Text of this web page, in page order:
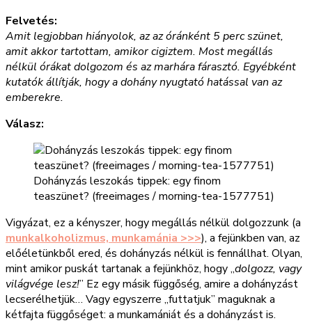
Felvetés:
Amit legjobban hiányolok, az az óránként 5 perc szünet,
amit akkor tartottam, amikor cigiztem. Most megállás
nélkül órákat dolgozom és az marhára fárasztó. Egyébként
kutatók állítják, hogy a dohány nyugtató hatással van az
emberekre.
Válasz:
Dohányzás leszokás tippek: egy finom
teaszünet? (freeimages / morning-tea-1577751)
Vigyázat, ez a kényszer, hogy megállás nélkül dolgozzunk (a
munkalkoholizmus, munkamánia >>>), a fejünkben van, az
előéletünkből ered, és dohányzás nélkül is fennállhat. Olyan,
mint amikor puskát tartanak a fejünkhöz, hogy „dolgozz, vagy
világvége lesz!” Ez egy másik függőség, amire a dohányzást
lecserélhetjük… Vagy egyszerre „futtatjuk” maguknak a
kétfajta függőséget: a munkamániát és a dohányzást is.